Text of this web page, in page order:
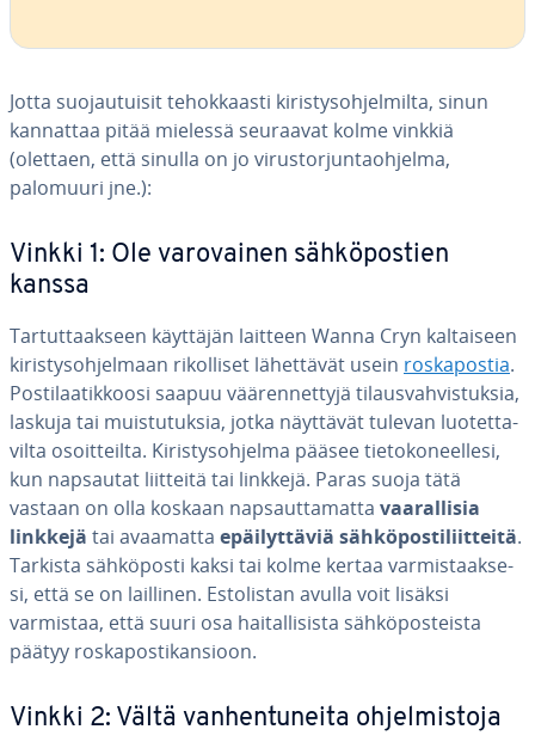
Jotta suo­jau­tui­sit te­hok­kaas­ti ki­ris­tys­oh­jel­mil­ta, sinun
kannattaa pitää mielessä seuraavat kolme vinkkiä
(olettaen, että sinulla on jo vi­rus­tor­jun­taoh­jel­ma,
palomuuri jne.):
Vinkki 1: Ole va­ro­vai­nen säh­kö­pos­tien
kanssa
Tar­tut­taak­seen käyttäjän laitteen Wanna Cryn kal­tai­seen
ki­ris­tys­oh­jel­maan ri­kol­li­set lä­het­tä­vät usein ros­ka­pos­tia.
Pos­ti­laa­tik­koo­si saapuu vää­ren­net­ty­jä ti­laus­vah­vis­tuk­sia,
laskuja tai muis­tu­tuk­sia, jotka näyttävät tulevan luo­tet­ta­
vil­ta osoit­teil­ta. Ki­ris­tys­oh­jel­ma pääsee tie­to­ko­neel­le­si,
kun napsautat liitteitä tai linkkejä. Paras suoja tätä
vastaan on olla koskaan nap­saut­ta­mat­ta vaa­ral­li­sia
linkkejä tai avaamatta epäi­lyt­tä­viä säh­kö­pos­ti­liit­tei­tä.
Tarkista säh­kö­pos­ti kaksi tai kolme kertaa var­mis­taak­se­
si, että se on laillinen. Es­to­lis­tan avulla voit lisäksi
varmistaa, että suuri osa hai­tal­li­sis­ta säh­kö­pos­teis­ta
päätyy ros­ka­pos­ti­kan­sioon.
Vinkki 2: Vältä van­hen­tu­nei­ta oh­jel­mis­to­ja